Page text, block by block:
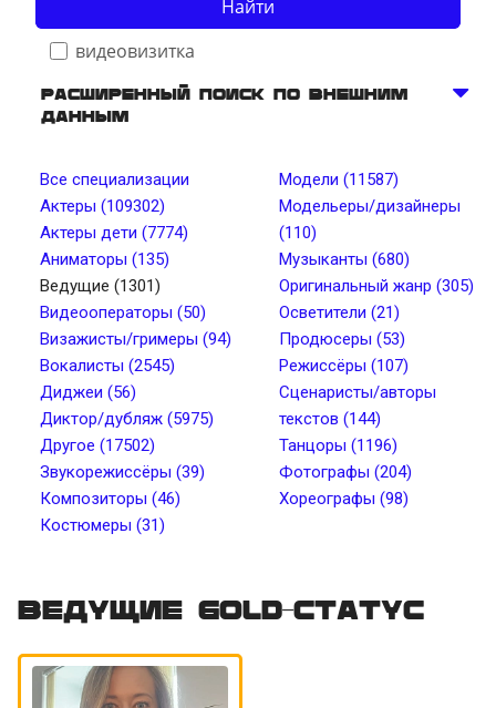
Найти
видеовизитка
Расширенный поиск по внешним
данным
Рост, см от Рост, см до
Вес, кг до
Тембр голоса Длина волос
Цвет волос
Все специализации
Актеры (109302)
Актеры дети (7774)
Аниматоры (135)
Ведущие (1301)
Видеооператоры (50)
Визажисты/гримеры (94)
Вокалисты (2545)
Диджеи (56)
Диктор/дубляж (5975)
Другое (17502)
Звукорежиссёры (39)
Композиторы (46)
Костюмеры (31)
Модели (11587)
Модельеры/дизайнеры
(110)
Музыканты (680)
Оригинальный жанр (305)
Осветители (21)
Продюсеры (53)
Режиссёры (107)
Сценаристы/авторы
текстов (144)
Танцоры (1196)
Фотографы (204)
Хореографы (98)
Ведущие Gold-статус